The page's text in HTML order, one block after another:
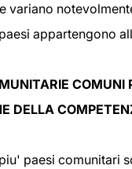
variano
appartengono
COMUNI
DELLA
paesi comunitari